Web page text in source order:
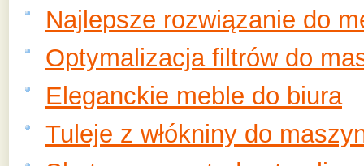
Najlepsze rozwiązanie do
Optymalizacja filtrów do
Eleganckie meble do biura
Tuleje z włókniny do